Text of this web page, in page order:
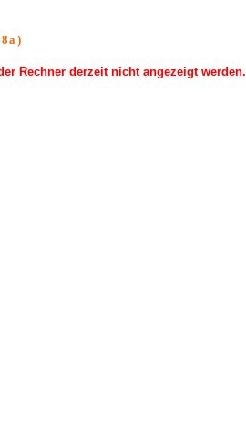
Rechner derzeit nicht angezeigt werden.